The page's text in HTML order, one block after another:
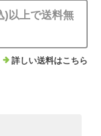
)以上で送料無
詳しい送料はこちら